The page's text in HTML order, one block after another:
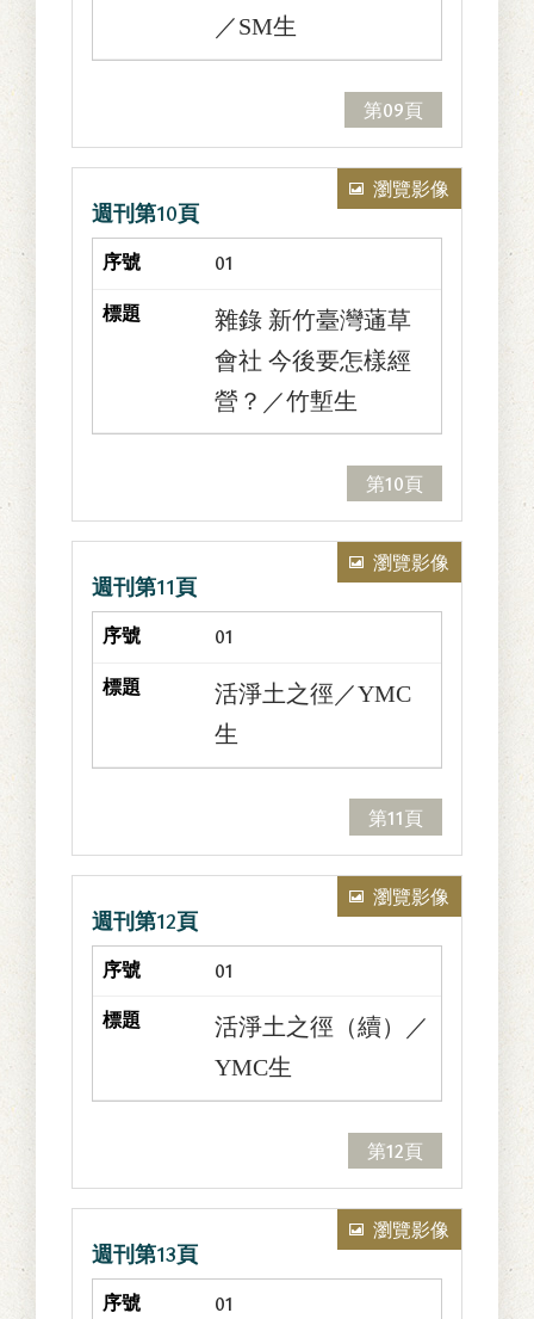
／SM生
第09頁
週刊第10頁
瀏覽影像
01
雜錄 新竹臺灣蓪草
會社 今後要怎樣經
營？／竹塹生
第10頁
週刊第11頁
瀏覽影像
01
活淨土之徑／YMC
生
第11頁
週刊第12頁
瀏覽影像
01
活淨土之徑（續）／
YMC生
第12頁
週刊第13頁
瀏覽影像
01